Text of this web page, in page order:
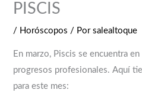
PISCIS
/ Horóscopos / Porsalealtoque
En marzo, Piscis se encuentra
progresos profesionales. Aquí
para este mes: